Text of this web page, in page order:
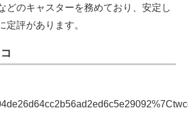
どのキャスターを務めており、安定し
定評があります。